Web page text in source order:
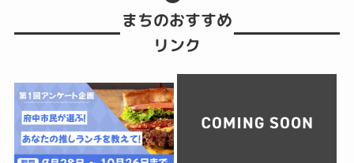
まちのおすすめ
リンク